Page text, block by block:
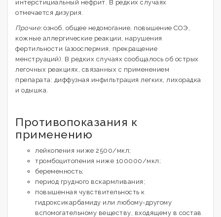
интерстициальный нефрит. В редких случаях
отмечается дизурия.
Прочие:озноб, общее недомогание, повышение СОЭ,
кожные аллергические реакции, нарушения
фертильности (азооспермия, прекращение
менструаций). В редких случаях сообщалось об острых
легочных реакциях, связанных с применением
препарата: диффузная инфильтрация легких, лихорадка
и одышка.
Противопоказания к
применению
лейкопения ниже 2500/мкл;
тромбоцитопения ниже 100000/мкл;
беременность;
период грудного вскармливания;
повышенная чувствительность к
гидроксикарбамиду или любому-другому
вспомогательному веществу, входящему в состав